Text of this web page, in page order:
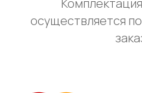
осуществляется